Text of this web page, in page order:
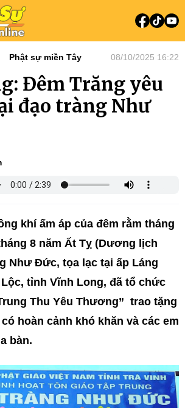
Phật sự miền Tây 08/10/2025 16:22
Đêm Trăng yêu
đạo tràng Như
khí ấm áp của đêm rằm tháng
8 năm Ất Tỵ (Dương lịch
Như Đức, tọa lạc tại ấp Láng
tỉnh Vĩnh Long, đã tổ chức
Thu Yêu Thương” trao tặng
hoàn cảnh khó khăn và các em
bàn.